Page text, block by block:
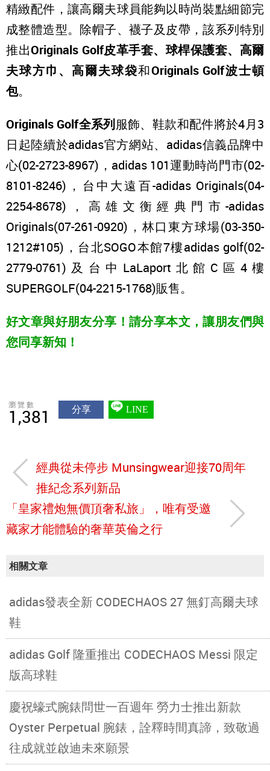
精緻配件，讓高爾夫球員能夠以時尚裝點細節完
成整體造型。除帽子、襪子及皮帶，該系列特別
推出Originals Golf皮革手套、球桿保護套、高爾
夫球方巾、高爾夫球袋和Originals Golf波士頓
包。
Originals Golf全系列服飾、鞋款和配件將於4月3
日起陸續於adidas官方網站、adidas信義品牌中
心(02-2723-8967)，adidas 101運動時尚門市(02-
8101-8246)，台中大遠百-adidas Originals(04-
2254-8678)，高雄文衡經典門市-adidas
Originals(07-261-0920)，林口東方球場(03-350-
1212#105)，台北SOGO本館7樓adidas golf(02-
2779-0761)及台中LaLaport北館C區4樓
SUPERGOLF(04-2215-1768)販售。
好文章與好朋友分享！請分享本文，讓朋友們與
您同享新知！
瀏覽數
1,381 分享 LINE
經典從未停步 Munsingwear迎接70周年
推紀念系列新品
「皇家禮炮無價頂奢私旅」，唯有受邀
藏家才能體驗的奢華英倫之行
相關文章
adidas發表全新 CODECHAOS 27 無釘高爾夫球
鞋
adidas Golf 隆重推出 CODECHAOS Messi 限定
版高球鞋
慶祝蠔式腕錶問世一百週年 勞力士推出新款
Oyster Perpetual 腕錶，詮釋時間真諦，致敬過
往成就並啟迪未來願景